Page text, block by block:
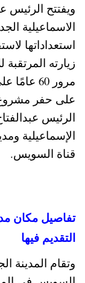
ويفتتح الرئيس
الاسماعيلية
استعداداتها
زيارته
مرور 60
على حفر
الرئيس
الإسماعيلية
قناة السويس.
تفاصيل مكان
التقديم فيها
وتقام المدينة